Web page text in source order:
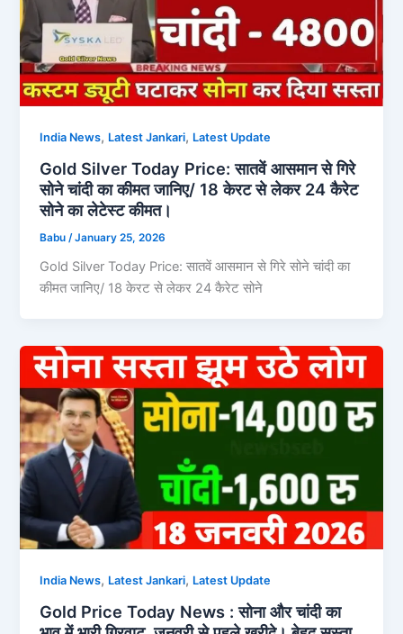
India News, Latest Jankari, Latest Update
Gold Silver Today Price: सातवें आसमान से गिरे
सोने चांदी का कीमत जानिए/ 18 केरट से लेकर 24 कैरेट
सोने का लेटेस्ट कीमत।
Babu /January 25, 2026
Gold Silver Today Price: सातवें आसमान से गिरे सोने चांदी का
कीमत जानिए/ 18 केरट से लेकर 24 कैरेट सोने
India News, Latest Jankari, Latest Update
Gold Price Today News : सोना और चांदी का